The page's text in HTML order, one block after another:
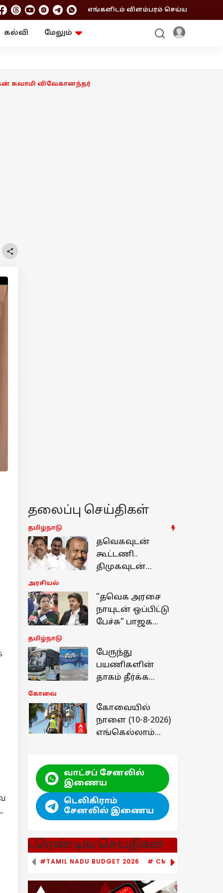
எங்களிடம் விளம்பரம் செய்ய
கல்வி
மேலும்
சுவாமி விவேகானந்தர்
தலைப்பு செய்திகள்
தமிழ்நாடு
தவெகவுடன்
கூட்டணி..
திமுகவுடன்
எடப்பாடி மீது
வேலுமணி, நத்தம்
விஸ்வநாதன்
அரசியல்
”தவெக அரசை
நாயுடன் ஒப்பிட்டு
பேச்சு” பாஜக
உறுதி செய்த
கனிமொழி?
தமிழ்நாடு
பேருந்து
பயணிகளின்
தாகம் தீர்க்க
முயற்சி..
வரவேற்பை பெற்ற
பயணி வாட்டர்
கோவை
கோவையில்
நாளை (10-8-2026)
எங்கெல்லாம்
மின்வாரியம்
வெளியிட்ட லிஸ்ட்
வாட்சப் சேனலில்
இணைய
டெலிகிராம்
சேனலில் இணைய
ட்ரெண்டிங் செய்திகள்
#TAMIL NADU BUDGET 2026 # CM VIJAY